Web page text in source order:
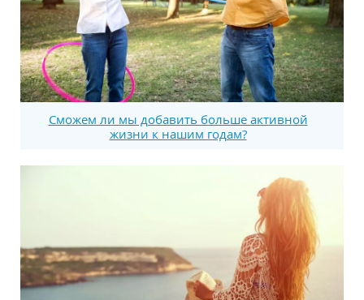
Сможем ли мы добавить больше активной
жизни к нашим годам?